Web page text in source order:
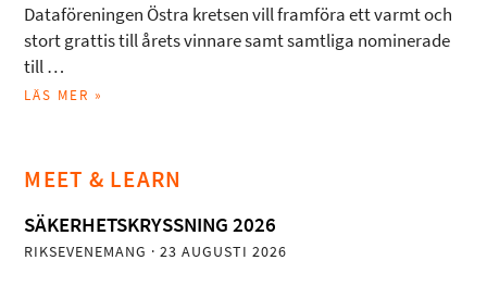
Dataföreningen Östra kretsen vill framföra ett varmt och
stort grattis till årets vinnare samt samtliga nominerade
till …
LÄS MER »
MEET & LEARN
SÄKERHETSKRYSSNING 2026
RIKSEVENEMANG · 23 AUGUSTI 2026